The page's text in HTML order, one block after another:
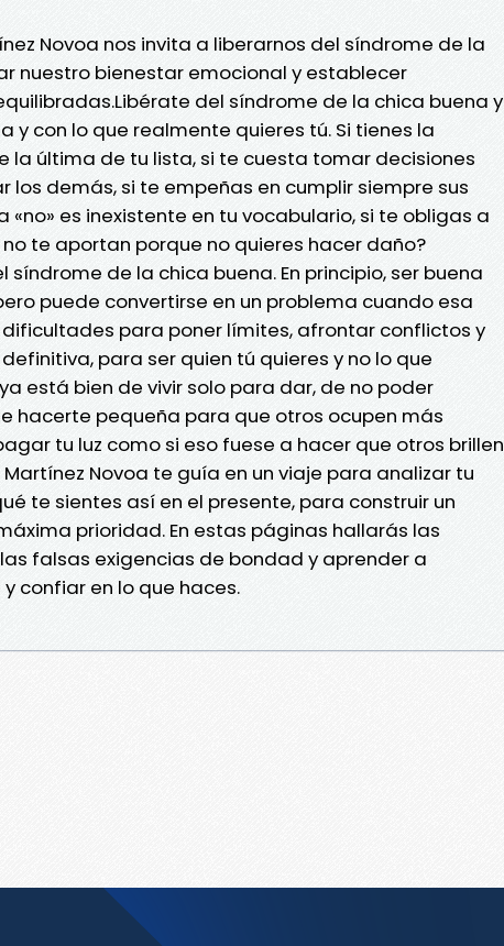
Novoa nos invita a liberarnos del síndrome de la
nuestro bienestar emocional y establecer
del síndrome de la chica buena y
y con lo que realmente quieres tú. Si tienes la
la última de tu lista, si te cuesta tomar decisiones
los demás, si te empeñas en cumplir siempre sus
es inexistente en tu vocabulario, si te obligas a
te aportan porque no quieres hacer daño?
de la chica buena. En principio, ser buena
puede convertirse en un problema cuando esa
para poner límites, afrontar conflictos y
para ser quien tú quieres y no lo que
está bien de vivir solo para dar, de no poder
hacerte pequeña para que otros ocupen más
tu luz como si eso fuese a hacer que otros brillen
Novoa te guía en un viaje para analizar tu
te sientes así en el presente, para construir un
prioridad. En estas páginas hallarás las
falsas exigencias de bondad y aprender a
confiar en lo que haces.